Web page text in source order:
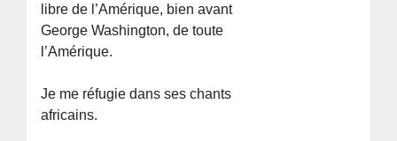
libre de l’Amérique, bien avant
George Washington, de toute
l’Amérique.
Je me réfugie dans ses chants
africains.